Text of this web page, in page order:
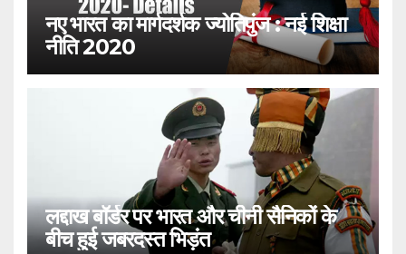
नए भारत का मार्गदर्शक ज्योतिपुंज : नई शिक्षा
नीति 2020
लद्दाख बॉर्डर पर भारत और चीनी सैनिकों के
बीच हुई जबरदस्त भिड़ंत